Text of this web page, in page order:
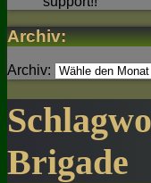
Archiv:
Archiv:
Brigade